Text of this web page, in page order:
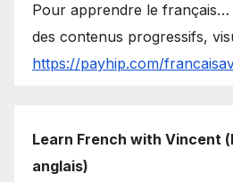
Pour apprendre le français…
des contenus progressifs,
https://payhip.com/
Learn French with Vincent
anglais)